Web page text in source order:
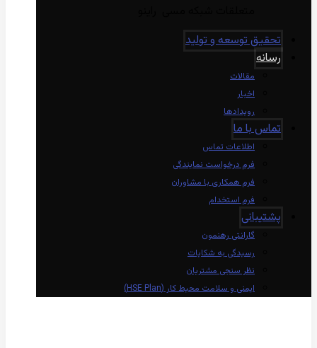
تحقیق توسعه و تولید
رسانه
مقالات
اخبار
رویدادها
تماس با ما
اطلاعات تماس
فرم درخواست نمایندگی
فرم همکاری با مشاوران
فرم استخدام
پشتیبانی
گارانتی رهنمون
رسیدگی به شکایات
نظر سنجی مشتریان
ایمنی و سلامت محیط کار (HSE Plan)